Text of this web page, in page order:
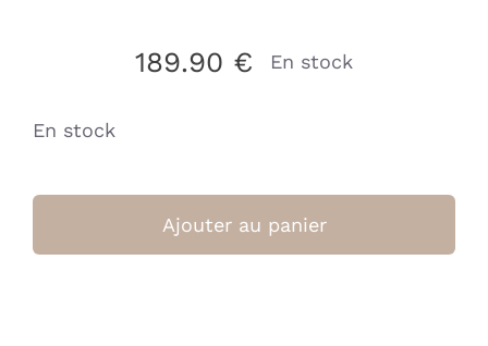
189.90 € En stock
En stock
de
Ajouter au panier